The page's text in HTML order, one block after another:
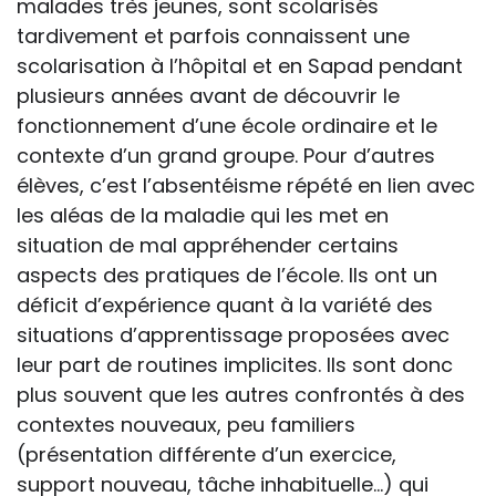
malades très jeunes, sont scolarisés
tardivement et parfois connaissent une
scolarisation à l’hôpital et en Sapad pendant
plusieurs années avant de découvrir le
fonctionnement d’une école ordinaire et le
contexte d’un grand groupe. Pour d’autres
élèves, c’est l’absentéisme répété en lien avec
les aléas de la maladie qui les met en
situation de mal appréhender certains
aspects des pratiques de l’école. Ils ont un
déficit d’expérience quant à la variété des
situations d’apprentissage proposées avec
leur part de routines implicites. Ils sont donc
plus souvent que les autres confrontés à des
contextes nouveaux, peu familiers
(présentation différente d’un exercice,
support nouveau, tâche inhabituelle…) qui